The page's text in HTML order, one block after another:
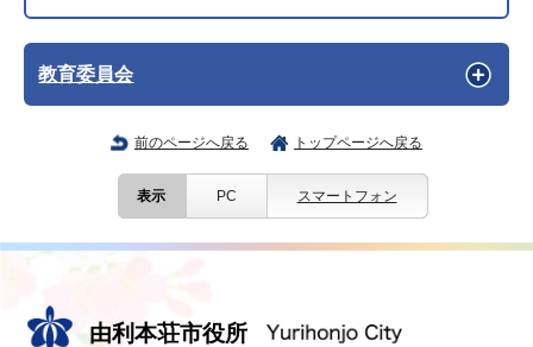
教育委員会
前のページへ戻る トップページへ戻る
表示 PC スマートフォン
由利本荘市役所